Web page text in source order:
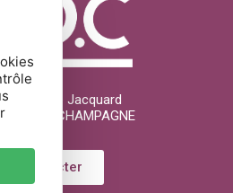
Marie Jacquard
EN-CHAMPAGNE
contacter